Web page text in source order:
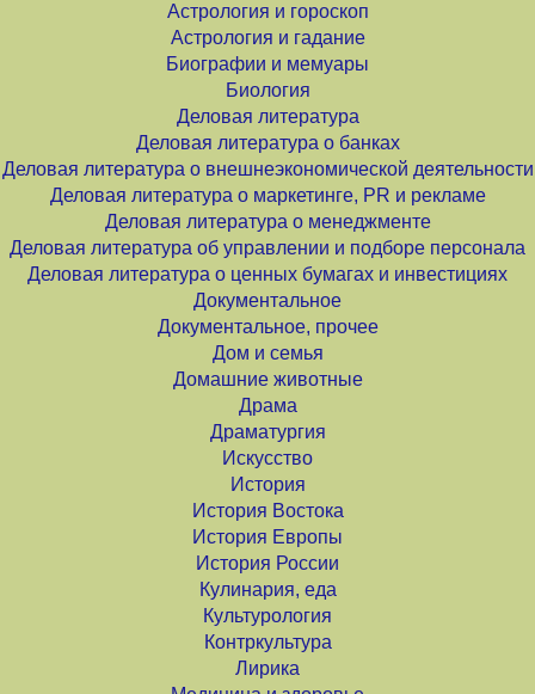
Астрология и гороскоп
Астрология и гадание
Биографии и мемуары
Биология
Деловая литература
Деловая литература о банках
Деловая литература о внешнеэкономической деятельности
Деловая литература о маркетинге, PR и рекламе
Деловая литература о менеджменте
Деловая литература об управлении и подборе персонала
Деловая литература о ценных бумагах и инвестициях
Документальное
Документальное, прочее
Дом и семья
Домашние животные
Драма
Драматургия
Искусство
История
История Востока
История Европы
История России
Кулинария, еда
Культурология
Контркультура
Лирика